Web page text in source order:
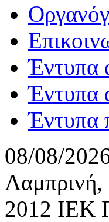
Έντυπα
Έντυπα
Έντυπα
08/08/
2012 ΙΕΚ